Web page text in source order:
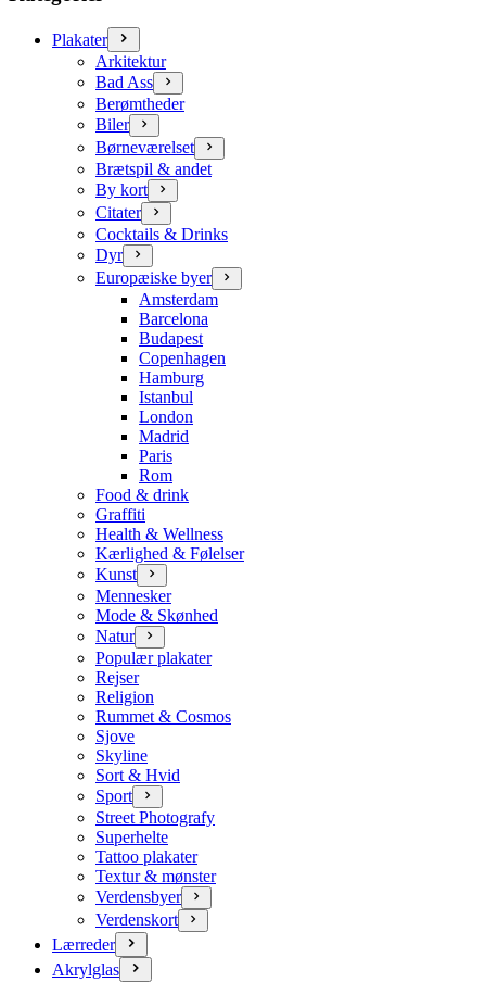
Plakater
Arkitektur
Bad Ass
Berømtheder
Biler
Børneværelset
Brætspil & andet
By kort
Citater
Cocktails & Drinks
Dyr
Europæiske byer
Amsterdam
Barcelona
Budapest
Copenhagen
Hamburg
Istanbul
London
Madrid
Paris
Rom
Food & drink
Graffiti
Health & Wellness
Kærlighed & Følelser
Kunst
Mennesker
Mode & Skønhed
Natur
Populær plakater
Rejser
Religion
Rummet & Cosmos
Sjove
Skyline
Sort & Hvid
Sport
Street Photografy
Superhelte
Tattoo plakater
Textur & mønster
Verdensbyer
Verdenskort
Lærreder
Akrylglas